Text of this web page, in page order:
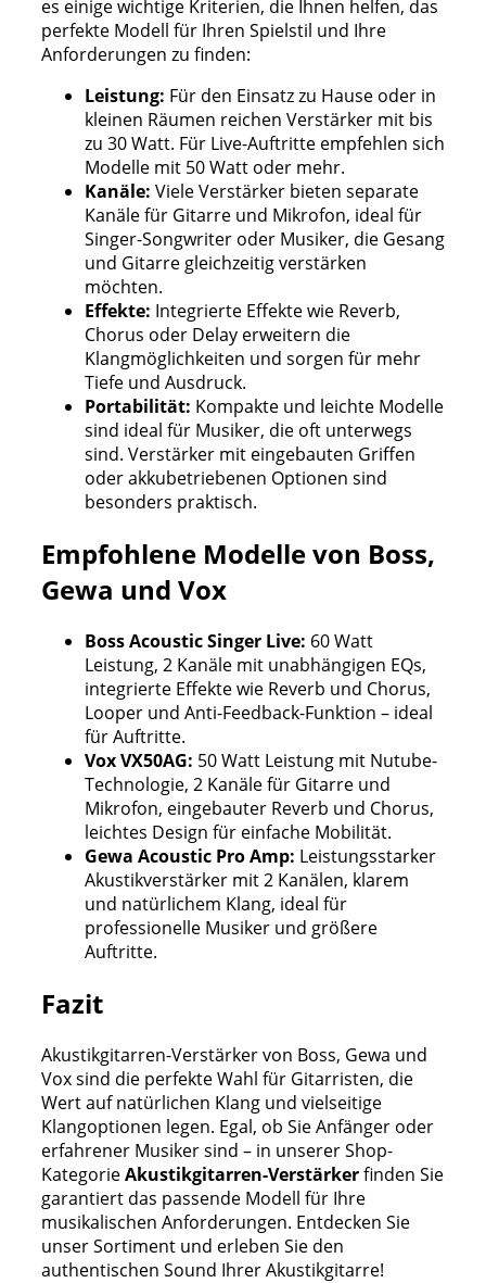
es einige wichtige Kriterien, die Ihnen helfen, das
perfekte Modell für Ihren Spielstil und Ihre
Anforderungen zu finden:
Leistung: Für den Einsatz zu Hause oder in
kleinen Räumen reichen Verstärker mit bis
zu 30 Watt. Für Live-Auftritte empfehlen sich
Modelle mit 50 Watt oder mehr.
Kanäle: Viele Verstärker bieten separate
Kanäle für Gitarre und Mikrofon, ideal für
Singer-Songwriter oder Musiker, die Gesang
und Gitarre gleichzeitig verstärken
möchten.
Effekte: Integrierte Effekte wie Reverb,
Chorus oder Delay erweitern die
Klangmöglichkeiten und sorgen für mehr
Tiefe und Ausdruck.
Portabilität: Kompakte und leichte Modelle
sind ideal für Musiker, die oft unterwegs
sind. Verstärker mit eingebauten Griffen
oder akkubetriebenen Optionen sind
besonders praktisch.
Empfohlene Modelle von Boss,
Gewa und Vox
Boss Acoustic Singer Live: 60 Watt
Leistung, 2 Kanäle mit unabhängigen EQs,
integrierte Effekte wie Reverb und Chorus,
Looper und Anti-Feedback-Funktion – ideal
für Auftritte.
Vox VX50AG: 50 Watt Leistung mit Nutube-
Technologie, 2 Kanäle für Gitarre und
Mikrofon, eingebauter Reverb und Chorus,
leichtes Design für einfache Mobilität.
Gewa Acoustic Pro Amp: Leistungsstarker
Akustikverstärker mit 2 Kanälen, klarem
und natürlichem Klang, ideal für
professionelle Musiker und größere
Auftritte.
Fazit
Akustikgitarren-Verstärker von Boss, Gewa und
Vox sind die perfekte Wahl für Gitarristen, die
Wert auf natürlichen Klang und vielseitige
Klangoptionen legen. Egal, ob Sie Anfänger oder
erfahrener Musiker sind – in unserer Shop-
KategorieAkustikgitarren-Verstärkerfinden Sie
garantiert das passende Modell für Ihre
musikalischen Anforderungen. Entdecken Sie
unser Sortiment und erleben Sie den
authentischen Sound Ihrer Akustikgitarre!